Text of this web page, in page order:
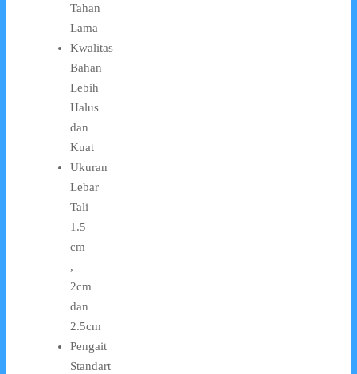
Tahan
Lama
Kwalitas
Bahan
Lebih
Halus
dan
Kuat
Ukuran
Lebar
Tali
1.5
cm
,
2cm
dan
2.5cm
Pengait
Standart